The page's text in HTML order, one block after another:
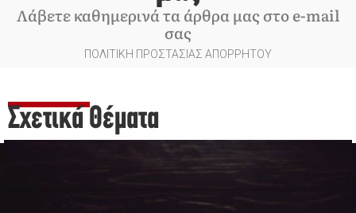
Λάβετε καθημερινά τα άρθρα μας στο e-mail
σας
ΠΟΛΙΤΙΚΗ ΠΡΟΣΤΑΣΙΑΣ ΑΠΟΡΡΗΤΟΥ
Σχετικά Θέματα